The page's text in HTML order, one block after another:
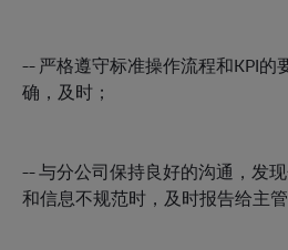
-- 严格遵守标准操作流程和KPI的
确，及时；
-- 与分公司保持良好的沟通，发
和信息不规范时，及时报告给主管